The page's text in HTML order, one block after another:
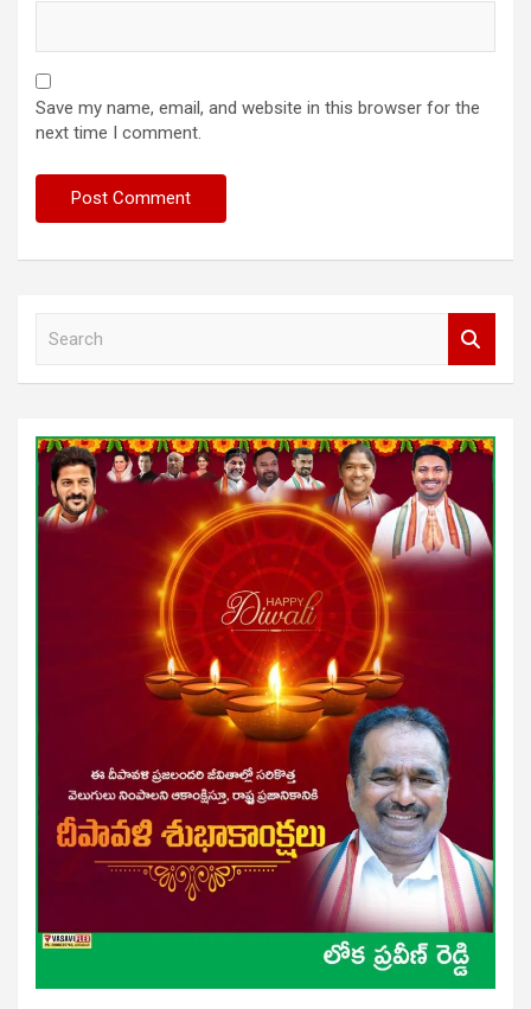
Save my name, email, and website in this browser for the
next time I comment.
h